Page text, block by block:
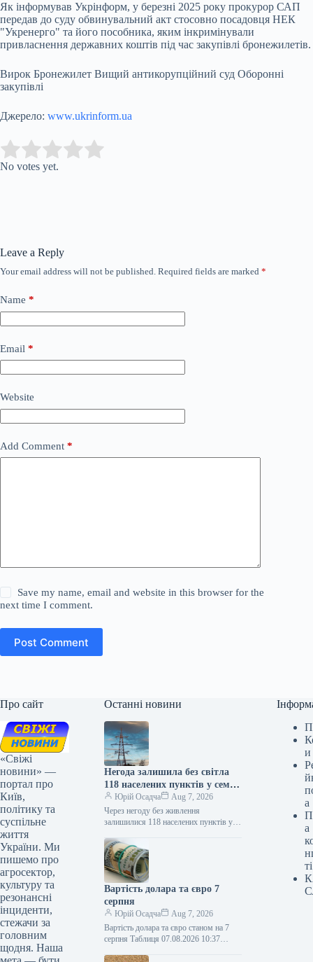
Як інформував Укрінформ, у березні 2025 року прокурор САП
передав до суду обвинувальний акт стосовно посадовця НЕК
"Укренерго" та його пособника, яким інкримінували
привласнення державних коштів під час закупівлі бронежилетів.
Вирок Бронежилет Вищий антикорупційний суд Оборонні
закупівлі
Джерело: www.ukrinform.ua
Rate this item:
No votes yet.
Leave a Reply
Your email address will not be published. Required fields are marked *
Name *
Email *
Website
Add Comment *
Save my name, email and website in this browser for the
next time I comment.
Post Comment
Про сайт
«Свіжі
новини» —
портал про
Київ,
політику та
суспільне
життя
України. Ми
пишемо про
агросектор,
культуру та
резонансні
інциденти,
стежачи за
головним
щодня. Наша
Останні новини
Негода залишила без світла
118 населених пунктів у семи
областях.
Юрій Осадча
Aug 7, 2026
Через негоду без живлення
залишилися 118 населених пунктів у
Укрінформ Станом на ранок 7 серпня
через…
Вартість долара та євро 7
серпня
Юрій Осадча
Aug 7, 2026
Вартість долара та євро станом на 7
серпня Таблиця 07.08.2026 10:37
и
а
а
ті